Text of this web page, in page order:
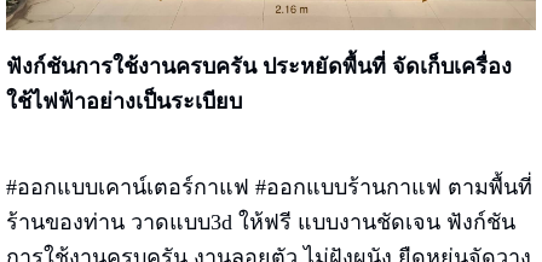
ฟังก์ชันการใช้งานครบครัน ประหยัดพื้นที่ จัดเก็บเครื่อง
ใช้ไฟฟ้าอย่างเป็นระเบียบ
#ออกแบบเคาน์เตอร์กาแฟ #ออกแบบร้านกาแฟ ตามพื้นที่
ร้านของท่าน วาดแบบ3d ให้ฟรี แบบงานชัดเจน ฟังก์ชัน